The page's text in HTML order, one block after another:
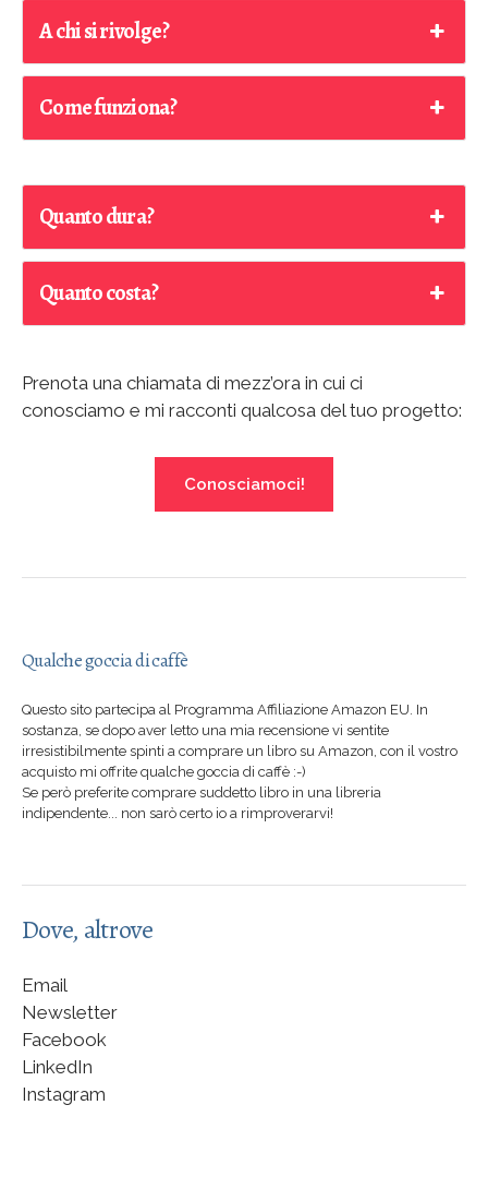
A chi si rivolge?
Come funziona?
Quanto dura?
Quanto costa?
Prenota una chiamata di mezz’ora in cui ci
conosciamo e mi racconti qualcosa del tuo progetto:
Conosciamoci!
Qualche goccia di caffè
Questo sito partecipa al Programma Affiliazione Amazon EU. In
sostanza, se dopo aver letto una mia recensione vi sentite
irresistibilmente spinti a comprare un libro su Amazon, con il vostro
acquisto mi offrite qualche goccia di caffè :-)
Se però preferite comprare suddetto libro in una libreria
indipendente... non sarò certo io a rimproverarvi!
Dove, altrove
Email
Newsletter
Facebook
LinkedIn
Instagram